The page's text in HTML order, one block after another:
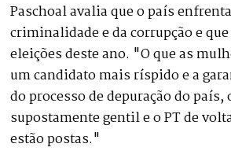
Paschoal avalia que o país
criminalidade e da corrupção e
eleições deste ano. "O que as
um candidato mais ríspido e a
do processo de depuração do
supostamente gentil e o PT de
estão postas."